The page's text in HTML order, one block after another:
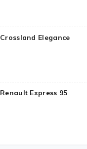
Crossland Elegance
Renault Express 95